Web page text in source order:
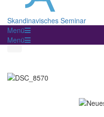
Skandinavisches Seminar
Menü
Menü